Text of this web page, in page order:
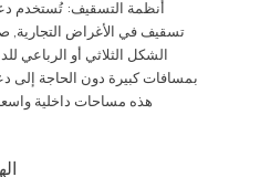
أنظمة التسقيف: تُستخدم
تسقيف في الأغراض التجارية,
الشكل الثلاثي أو الرباعي
بمسافات كبيرة دون الحاجة إلى
هذه مساحات داخلية